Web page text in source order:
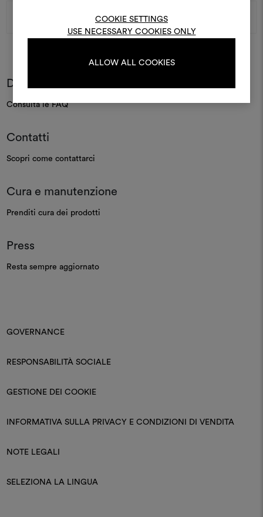
COOKIE SETTINGS
USE NECESSARY COOKIES ONLY
ALLOW ALL COOKIES
Domande frequenti
Consulta le FAQ
Contatti
Scopri come contattarci
Cura e manutenzione
Prenditi cura dei prodotti
Press
Resta sempre aggiornato
GOVERNANCE
RESPONSABILITÀ SOCIALE
GESTIONE DEI COOKIE
INFORMATIVA SULLA PRIVACY E CONDIZIONI DI VENDITA
NOTE LEGALI
SELEZIONA LA LINGUA
REGISTRATI